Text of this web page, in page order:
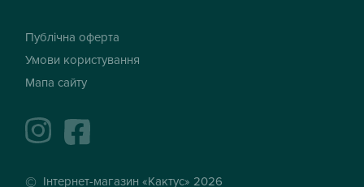
Публічна оферта
Умови користування
Мапа сайту
instagramfacebook
Інтернет-магазин «Кактус» 2026